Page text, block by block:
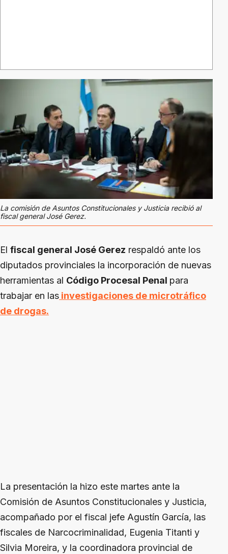
La comisión de Asuntos Constitucionales y Justicia recibió al
fiscal general José Gerez.
El fiscal general José Gerez respaldó ante los
diputados provinciales la incorporación de nuevas
herramientas al Código Procesal Penal para
trabajar en las investigaciones de microtráfico
de drogas.
La presentación la hizo este martes ante la
Comisión de Asuntos Constitucionales y Justicia,
acompañado por el fiscal jefe Agustín García, las
fiscales de Narcocriminalidad, Eugenia Titanti y
Silvia Moreira, y la coordinadora provincial de